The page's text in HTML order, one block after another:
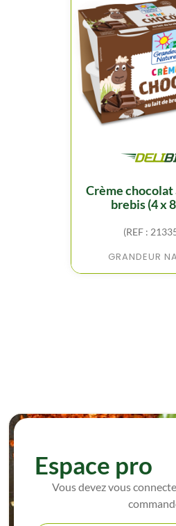
crème chocolat au lait de
brebis (4 x
(REF :
GRANDEUR
Espace pro
Vous devez vous